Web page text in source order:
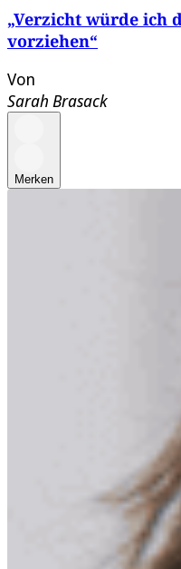
„Verzicht würde ich
vorziehen“
Von
Sarah Brasack
Merken